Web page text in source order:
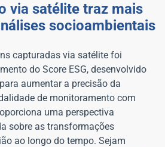
via satélite traz mais
socioambientais
capturadas via satélite foi
do Score ESG, desenvolvido
aumentar a precisão da
de monitoramento com
uma perspectiva
sobre as transformações
ao longo do tempo. Sejam